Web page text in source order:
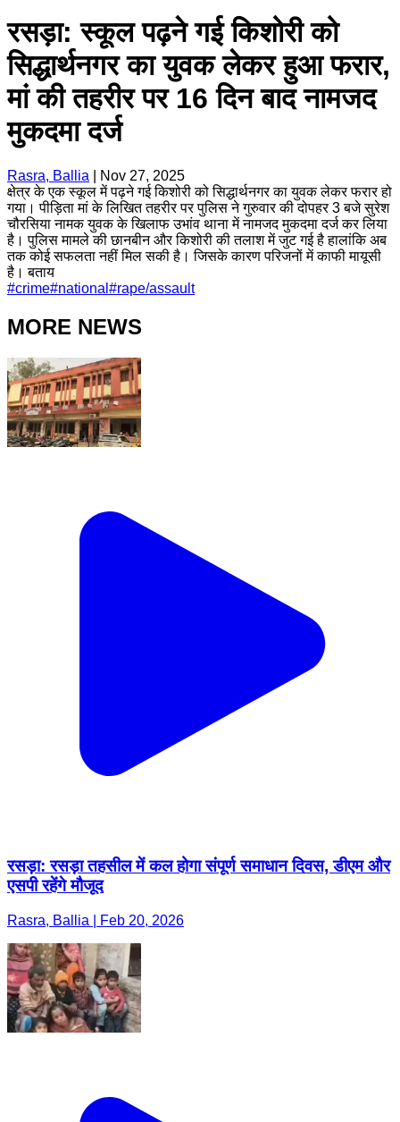
रसड़ा: स्कूल पढ़ने गई किशोरी को
सिद्धार्थनगर का युवक लेकर हुआ फरार,
मां की तहरीर पर 16 दिन बाद नामजद
मुकदमा दर्ज
Rasra, Ballia
Nov 27, 2025
क्षेत्र के एक स्कूल में पढ़ने गई किशोरी को सिद्धार्थनगर का युवक लेकर फरार हो
गया। पीड़िता मां के लिखित तहरीर पर पुलिस ने गुरुवार की दोपहर 3 बजे सुरेश
चौरसिया नामक युवक के खिलाफ उभांव थाना में नामजद मुकदमा दर्ज कर लिया
है। पुलिस मामले की छानबीन और किशोरी की तलाश में जुट गई है हालांकि अब
तक कोई सफलता नहीं मिल सकी है। जिसके कारण परिजनों में काफी मायूसी
है। बताय
#crime#national #rape/assault
MORE NEWS
रसड़ा: रसड़ा तहसील में कल होगा संपूर्ण समाधान दिवस, डीएम और
एसपी रहेंगे मौजूद
Rasra, Ballia | Feb 20, 2026